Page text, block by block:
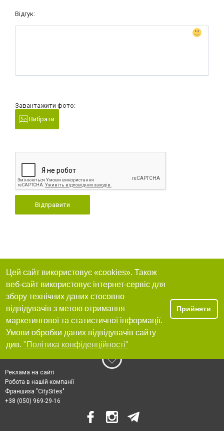
Відгук:
Завантажити фото:
Вибрати
Відправити
Цей сайт використовує «cookies». Також
веб-сайт використовує інтернет-сервіс для
збору технічних даних стосовно
відвідувачів з метою отримання
маркетингової та статистичної інформації.
Умови обробки даних відвідувачів сайту
див. "Політика конфіденційності"
Прийняти
Реклама на сайті
Робота в нашій компанії
Франшиза "CitySites"
+38 (050) 969-29-16